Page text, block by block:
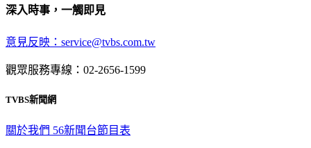
深入時事，一觸即見
意見反映：service@tvbs.com.tw
觀眾服務專線：02-2656-1599
TVBS新聞網
關於我們 56新聞台節目表